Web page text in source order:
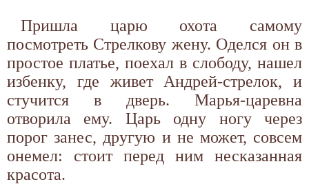
Пришла царю охота самому
посмотреть Стрелкову жену. Оделся он в
простое платье, поехал в слободу, нашел
избенку, где живет Андрей-стрелок, и
стучится в дверь. Марья-царевна
отворила ему. Царь одну ногу через
порог занес, другую и не может, совсем
онемел: стоит перед ним несказанная
красота.